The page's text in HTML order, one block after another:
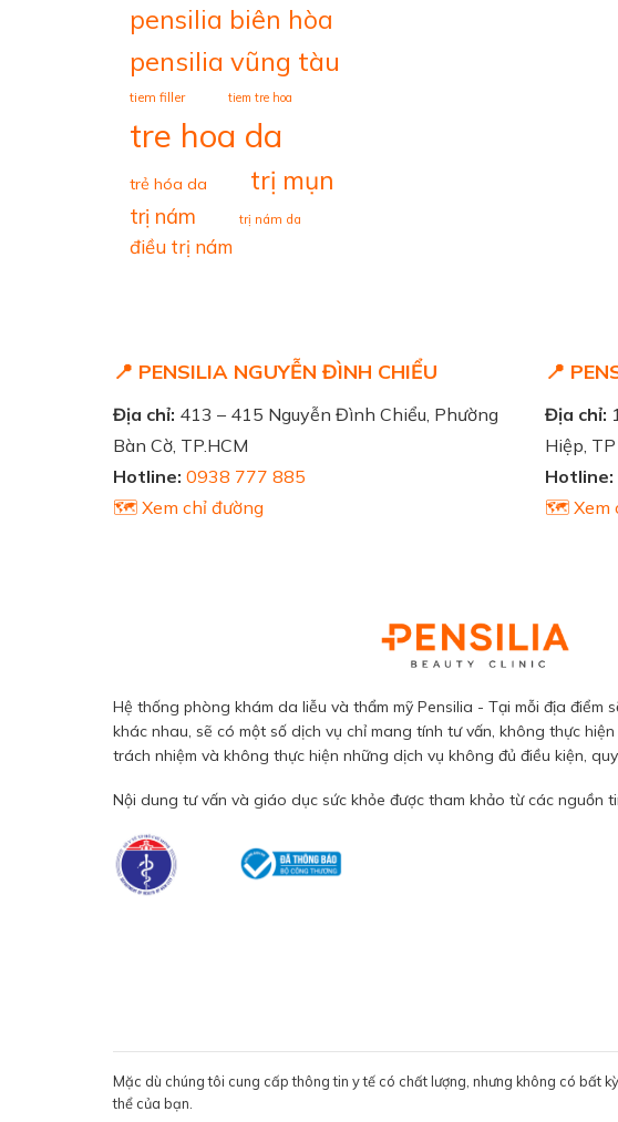
pensilia biên hòa
pensilia vũng tàu
tiem filler tiem tre hoa
tre hoa da
trẻ hóa da trị mụn
trị nám trị nám da
điều trị nám
📍 PENSILIA NGUYỄN ĐÌNH CHIỂU
Địa chỉ: 413 – 415 Nguyễn Đình Chiểu, Phường
Bàn Cờ, TP.HCM
Hotline: 0938 777 885
🗺️ Xem chỉ đường
📍
Địa chỉ:
Hiệp,
Hotline:
🗺️ Xem
Hệ thống phòng khám da liễu và thẩm mỹ Pensilia - Tại mỗi địa điểm
khác nhau, sẽ có một số dịch vụ chỉ mang tính tư vấn, không thực
trách nhiệm và không thực hiện những dịch vụ không đủ điều kiện,
Nội dung tư vấn và giáo dục sức khỏe được tham khảo từ các nguồn
Mặc dù chúng tôi cung cấp thông tin y tế có chất lượng, nhưng không có bất
thể của bạn.